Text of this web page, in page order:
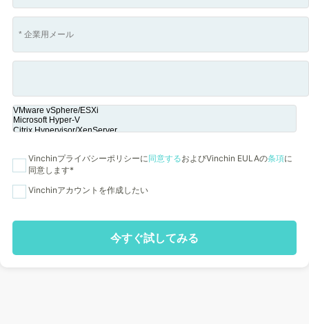
Vinchinプライバシーポリシーに同意するおよびVinchin EULAの条項に
同意します*
Vinchinアカウントを作成したい
今すぐ試してみる